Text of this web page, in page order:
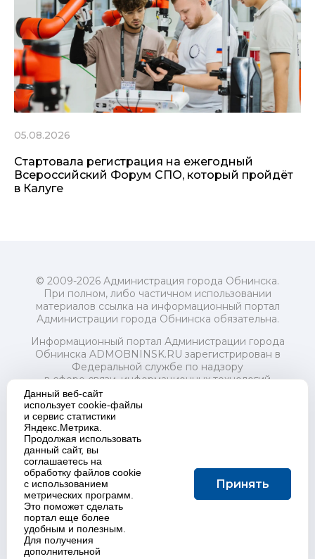
05.08.2026
Стартовала регистрация на ежегодный
Всероссийский Форум СПО, который пройдёт
в Калуге
© 2009-2026 Администрация города Обнинска.
При полном, либо частичном использовании
материалов ссылка на информационный портал
Администрации города Обнинска обязательна.
Информационный портал Администрации города
Обнинска ADMOBNINSK.RU зарегистрирован в
Федеральной службе по надзору
в сфере связи, информационных технологий
и массовых коммуникаций (Роскомнадзор) 24 июля
2018 года.
Свидетельство о регистрации Эл № ФС77-73321
Учредитель: Администрация (исполнительно-
распорядительный орган) городского округа "Город
Обнинск". Главный редактор: Байкова Е.А.
Адрес электронной почты Редакции:
redactor@admobninsk.ru
Телефон Редакции: +7 (484) 395-85-85
Настоящий ресурс содержит материалы 18+
Политика в отношении обработки персональных
Данный веб-сайт
использует cookie-файлы
и сервис статистики
Яндекс.Метрика.
Продолжая использовать
данный сайт, вы
соглашаетесь на
обработку файлов cookie
с использованием
метрических программ.
Это поможет сделать
портал еще более
удобным и полезным.
Для получения
дополнительной
Принять